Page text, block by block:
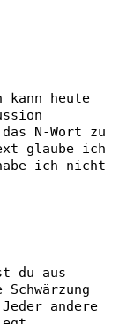
kann heute
N-Wort zu
glaube ich
ich nicht
du aus
andere